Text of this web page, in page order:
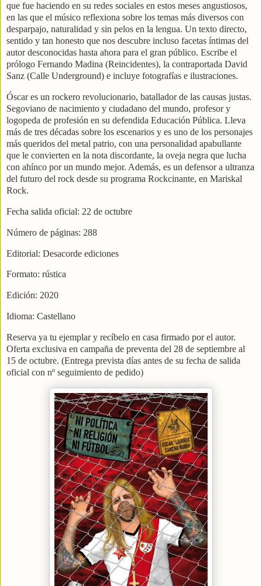
que fue haciendo en su redes sociales en estos meses angustiosos,
en las que el músico reflexiona sobre los temas más diversos con
desparpajo, naturalidad y sin pelos en la lengua. Un texto directo,
sentido y tan honesto que nos descubre incluso facetas íntimas del
autor desconocidas hasta ahora para el gran público. Escribe el
prólogo Fernando Madina (Reincidentes), la contraportada David
Sanz (Calle Underground) e incluye fotografías e ilustraciones.
Óscar es un rockero revolucionario, batallador de las causas justas.
Segoviano de nacimiento y ciudadano del mundo, profesor y
logopeda de profesión en su defendida Educación Pública. Lleva
más de tres décadas sobre los escenarios y es uno de los personajes
más queridos del metal patrio, con una personalidad apabullante
que le convierten en la nota discordante, la oveja negra que lucha
con ahínco por un mundo mejor. Además, es un defensor a ultranza
del futuro del rock desde su programa Rockcinante, en Mariskal
Rock.
Fecha salida oficial: 22 de octubre
Número de páginas: 288
Editorial: Desacorde ediciones
Formato: rústica
Edición: 2020
Idioma: Castellano
Reserva ya tu ejemplar y recíbelo en casa firmado por el autor.
Oferta exclusiva en campaña de preventa del 28 de septiembre al
15 de octubre. (Entrega prevista días antes de su fecha de salida
oficial con nº seguimiento de pedido)